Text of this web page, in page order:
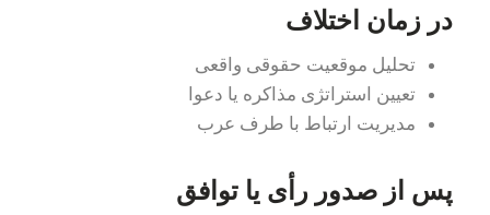
در زمان اختلاف
تحلیل موقعیت حقوقی واقعی
تعیین استراتژی مذاکره یا دعوا
مدیریت ارتباط با طرف عرب
پس از صدور رأی یا توافق